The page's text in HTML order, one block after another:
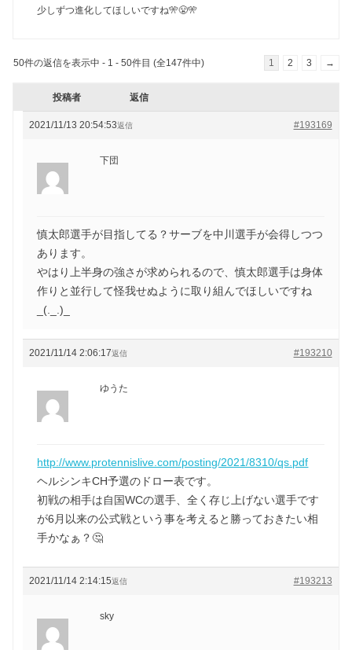
少しずつ進化してほしいですね🎌😤🎌
50件の返信を表示中 - 1 - 50件目 (全147件中) 1 2 3 →
投稿者 返信
2021/11/13 20:54:53 #193169
返信
下団
慎太郎選手が目指してる？サーブを中川選手が会得しつつ
あります。
やはり上半身の強さが求められるので、慎太郎選手は身体
作りと並行して怪我せぬように取り組んでほしいですね
_(._.)_
2021/11/14 2:06:17 #193210
返信
ゆうた
http://www.protennislive.com/posting/2021/8310/qs.pdf
ヘルシンキCH予選のドロー表です。
初戦の相手は自国WCの選手、全く存じ上げない選手です
が6月以来の公式戦という事を考えると勝っておきたい相
手かなぁ？🤔
2021/11/14 2:14:15 #193213
返信
sky